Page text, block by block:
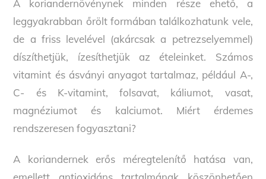
A koriandernövénynek minden része ehető, a
leggyakrabban őrölt formában találkozhatunk vele,
de a friss levelével (akárcsak a petrezselyemmel)
díszíthetjük, ízesíthetjük az ételeinket. Számos
vitamint és ásványi anyagot tartalmaz, például A-,
C- és K-vitamint, folsavat, káliumot, vasat,
magnéziumot és kalciumot. Miért érdemes
rendszeresen fogyasztani?
A koriandernek erős méregtelenítő hatása van,